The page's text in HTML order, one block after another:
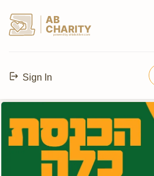
AB
CHARITY
powerd by ahblicklive.com
Sign In